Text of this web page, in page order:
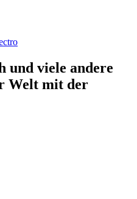
und viele andere
Welt mit der